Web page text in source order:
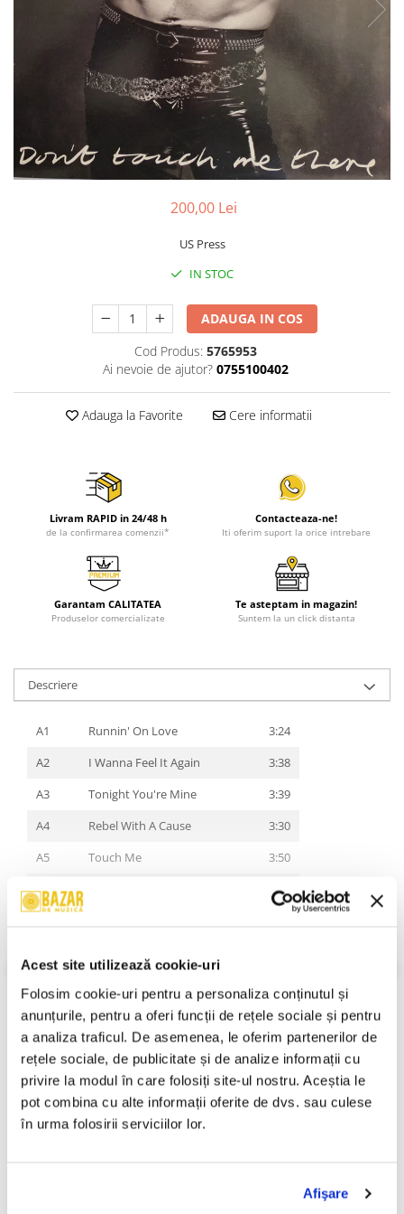
Acest site utilizează cookie-uri
Folosim cookie-uri pentru a personaliza conținutul și
anunțurile, pentru a oferi funcții de rețele sociale și pentru
a analiza traficul. De asemenea, le oferim partenerilor de
rețele sociale, de publicitate și de analize informații cu
privire la modul în care folosiți site-ul nostru. Aceștia le
pot combina cu alte informații oferite de dvs. sau culese
în urma folosirii serviciilor lor.
Afişare
Viniluri Românești
Colecția Electrecord
200,00 Lei
US Press
IN STOC
ADAUGA IN COS
Cod Produs: 5765953
Ai nevoie de ajutor? 0755100402
Adauga la Favorite Cere informatii
Livram RAPID in 24/48 h
de la confirmarea comenzii*
Contacteaza-ne!
Iti oferim suport la orice intrebare
Garantam CALITATEA
Produselor comercializate
Te asteptam in magazin!
Suntem la un click distanta
Descriere
A1 Runnin' On Love
3:24
A2
I Wanna Feel It Again
3:38
A3
Tonight You're Mine
3:39
A4
Rebel With A Cause
3:30
A5
Touch Me
3:50
A6
3:20
B4
All Night Long
3:54
B5
I'm On Fire 3:30
VEZI MAI MULT
Stare Disc:Near Mint (NM or M-)
Gen:Rock
Stil:Hard Rock
An Lansare:
1989
Informatii conformitate produs
Review-uri(0)
PRODUSE ALTERNATIVE